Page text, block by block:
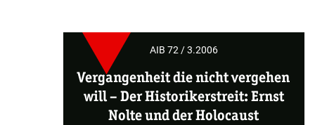
AIB 72 / 3.2006
Vergangenheit die nicht vergehen
will –Der Historikerstreit: Ernst
Nolte und der Holocaust